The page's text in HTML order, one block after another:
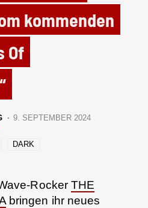
kommenden
Of
9. SEPTEMBER 2024
DARK
RockerTHE
bringen ihr neues